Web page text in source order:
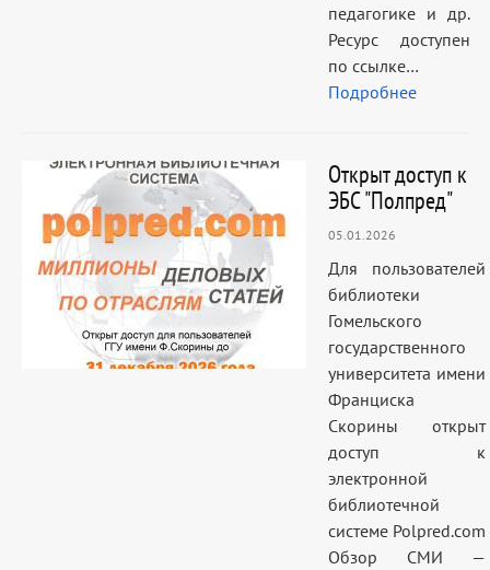
педагогике и др.
Ресурс доступен
по ссылке…
Подробнее
Открыт доступ к
ЭБС "Полпред"
05.01.2026
Для пользователей
библиотеки
Гомельского
государственного
университета имени
Франциска
Скорины открыт
доступ к
электронной
библиотечной
системе Polpred.com
Обзор СМИ —